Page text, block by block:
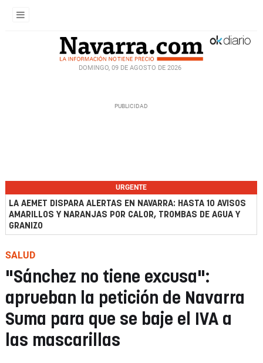
DOMINGO, 09 DE AGOSTO DE 2026
URGENTE
LA AEMET DISPARA ALERTAS EN NAVARRA: HASTA 10 AVISOS
AMARILLOS Y NARANJAS POR CALOR, TROMBAS DE AGUA Y
GRANIZO
SALUD
"Sánchez no tiene excusa":
aprueban la petición de Navarra
Suma para que se baje el IVA a
las mascarillas